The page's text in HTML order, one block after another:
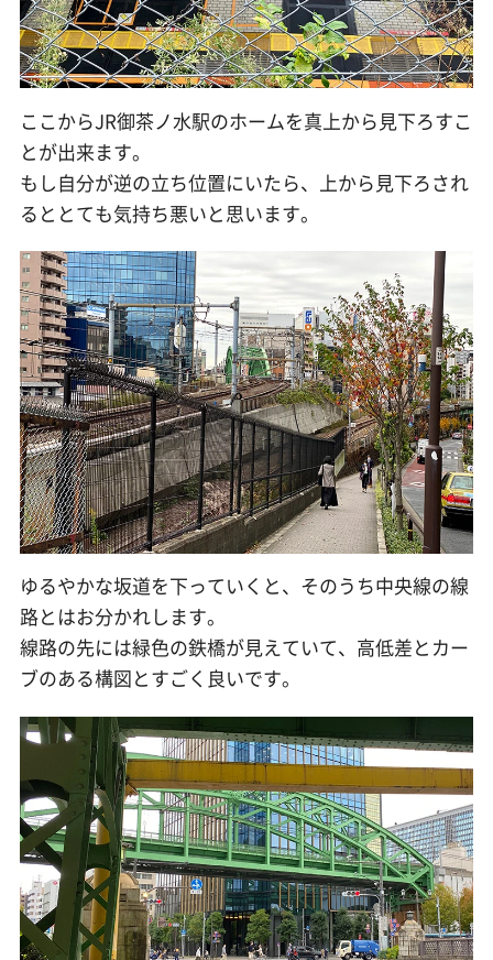
ここからJR御茶ノ水駅のホームを真上から見下ろすこ
とが出来ます。
もし自分が逆の立ち位置にいたら、上から見下ろされ
るととても気持ち悪いと思います。
ゆるやかな坂道を下っていくと、そのうち中央線の線
路とはお分かれします。
線路の先には緑色の鉄橋が見えていて、高低差とカー
ブのある構図とすごく良いです。